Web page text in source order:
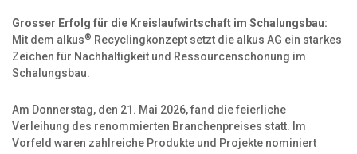
Team
Produktion
alkus Partner
Grosser Erfolg für die Kreislaufwirtschaft im Schalungsbau:
Mit dem alkus® Recyclingkonzept setzt die alkus AG ein starkes
Zeichen für Nachhaltigkeit und Ressourcenschonung im
Schalungsbau.
Am Donnerstag, den 21. Mai 2026, fand die feierliche
Verleihung des renommierten Branchenpreises statt. Im
Vorfeld waren zahlreiche Produkte und Projekte nominiert